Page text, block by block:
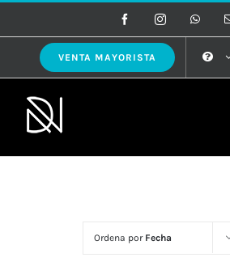
al
contenido
FacebookInstagram
VENTA MAYORISTA
Ordena por Fecha